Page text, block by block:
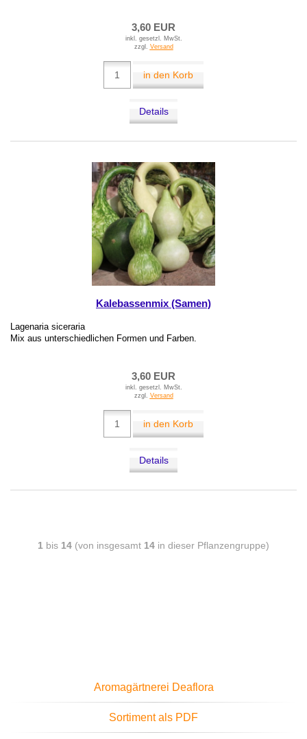
3,60 EUR
inkl. gesetzl. MwSt.
zzgl. Versand
in den Korb
Details
Kalebassenmix (Samen)
Lagenaria siceraria
Mix aus unterschiedlichen Formen und Farben.
3,60 EUR
inkl. gesetzl. MwSt.
zzgl. Versand
in den Korb
Details
1 bis 14 (von insgesamt 14 in dieser Pflanzengruppe)
Aromagärtnerei Deaflora
Sortiment als PDF